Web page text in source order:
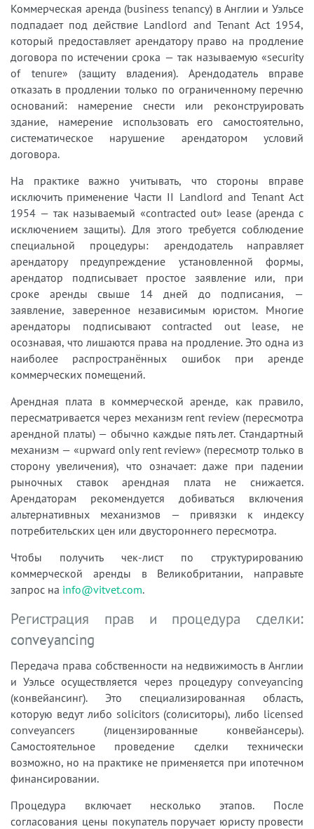
Коммерческая аренда (business tenancy) в Англии и Уэльсе
подпадает под действие Landlord and Tenant Act 1954,
который предоставляет арендатору право на продление
договора по истечении срока — так называемую «security
of tenure» (защиту владения). Арендодатель вправе
отказать в продлении только по ограниченному перечню
оснований: намерение снести или реконструировать
здание, намерение использовать его самостоятельно,
систематическое нарушение арендатором условий
договора.
На практике важно учитывать, что стороны вправе
исключить применение Части II Landlord and Tenant Act
1954 — так называемый «contracted out» lease (аренда с
исключением защиты). Для этого требуется соблюдение
специальной процедуры: арендодатель направляет
арендатору предупреждение установленной формы,
арендатор подписывает простое заявление или, при
сроке аренды свыше 14 дней до подписания, —
заявление, заверенное независимым юристом. Многие
арендаторы подписывают contracted out lease, не
осознавая, что лишаются права на продление. Это одна из
наиболее распространённых ошибок при аренде
коммерческих помещений.
Арендная плата в коммерческой аренде, как правило,
пересматривается через механизм rent review (пересмотра
арендной платы) — обычно каждые пять лет. Стандартный
механизм — «upward only rent review» (пересмотр только в
сторону увеличения), что означает: даже при падении
рыночных ставок арендная плата не снижается.
Арендаторам рекомендуется добиваться включения
альтернативных механизмов — привязки к индексу
потребительских цен или двустороннего пересмотра.
Чтобы получить чек-лист по структурированию
коммерческой аренды в Великобритании, направьте
запрос на info@vitvet.com.
Регистрация прав и процедура сделки:
conveyancing
Передача права собственности на недвижимость в Англии
и Уэльсе осуществляется через процедуру conveyancing
(конвейансинг). Это специализированная область,
которую ведут либо solicitors (солиситоры), либо licensed
conveyancers (лицензированные конвейансеры).
Самостоятельное проведение сделки технически
возможно, но на практике не применяется при ипотечном
финансировании.
Процедура включает несколько этапов. После
согласования цены покупатель поручает юристу провести